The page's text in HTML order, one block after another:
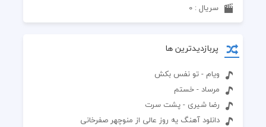
سریال : 0
پربازدیدترین ها
ویام - تو نفس بکش
مرساد - خستم
رضا شیری - پشت سرت
دانلود آهنگ یه روز عالی از منوچهر صفرخانی